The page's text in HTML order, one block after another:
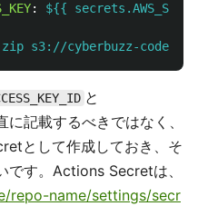
:
${{
s3://cyberbuzz-
と
に記載するべきではなく、
として作成しておき、そ
です。Actions Secretは、
repo-name/settings/secr